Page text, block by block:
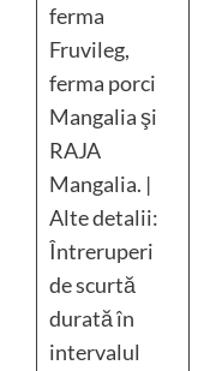
ferma
Fruvileg,
ferma porci
Mangalia şi
RAJA
Mangalia. |
Alte detalii:
Întreruperi
de scurtă
durată în
intervalul